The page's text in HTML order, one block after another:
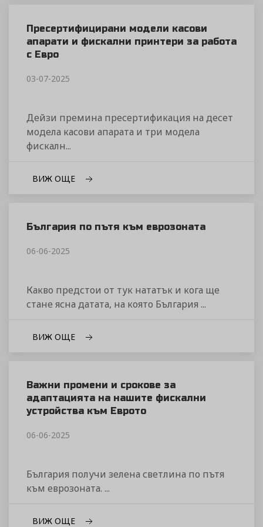
Пресертифицирани модели касови
апарати и фискални принтери за работа
с Евро
03-07-2025
Дейзи премина пресертификация на десет
модела касови апарата и три модела
фискалн...
ВИЖ ОЩЕ
България по пътя към еврозоната
06-06-2025
Какво предстои от тук нататък и кога ще
стане ясна датата, на която България ...
ВИЖ ОЩЕ
Важни промени и срокове за
адаптацията на нашите фискални
устройства към Еврото
06-06-2025
България получи зелена светлина по пътя
към еврозоната. ...
ВИЖ ОЩЕ